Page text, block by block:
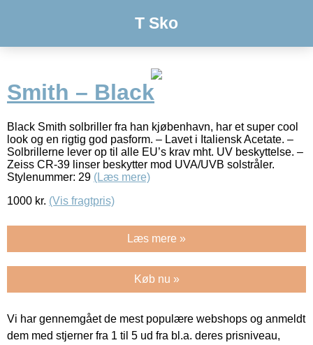
T Sko
Smith – Black
Black Smith solbriller fra han kjøbenhavn, har et super cool
look og en rigtig god pasform. – Lavet i Italiensk Acetate. –
Solbrillerne lever op til alle EU’s krav mht. UV beskyttelse. –
Zeiss CR-39 linser beskytter mod UVA/UVB solstråler.
Stylenummer: 29 (Læs mere)
1000 kr. (Vis fragtpris)
Læs mere »
Køb nu »
Vi har gennemgået de mest populære webshops og anmeldt
dem med stjerner fra 1 til 5 ud fra bl.a. deres prisniveau,